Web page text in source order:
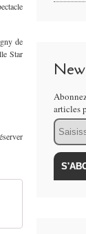
de
Star
articles
Email